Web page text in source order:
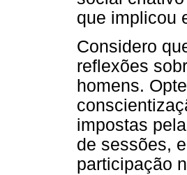
que implicou
Considero
reflexões
homens.
impostas
de sessões,
participação